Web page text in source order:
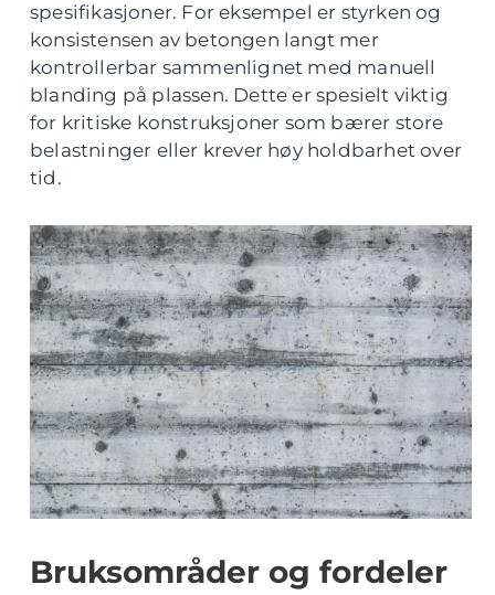
spesifikasjoner. For eksempel er styrken og
konsistensen av betongen langt mer
kontrollerbar sammenlignet med manuell
blanding på plassen. Dette er spesielt viktig
for kritiske konstruksjoner som bærer store
belastninger eller krever høy holdbarhet over
tid.
Bruksområder og fordeler